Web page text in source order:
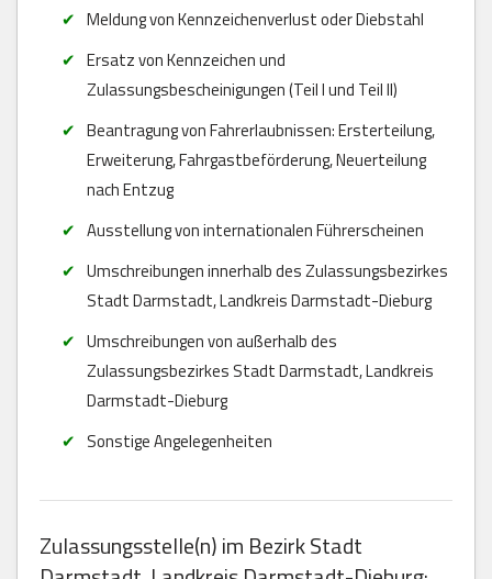
Meldung von Kennzeichenverlust oder Diebstahl
Ersatz von Kennzeichen und
Zulassungsbescheinigungen (Teil I und Teil II)
Beantragung von Fahrerlaubnissen: Ersterteilung,
Erweiterung, Fahrgastbeförderung, Neuerteilung
nach Entzug
Ausstellung von internationalen Führerscheinen
Umschreibungen innerhalb des Zulassungsbezirkes
Stadt Darmstadt, Landkreis Darmstadt-Dieburg
Umschreibungen von außerhalb des
Zulassungsbezirkes Stadt Darmstadt, Landkreis
Darmstadt-Dieburg
Sonstige Angelegenheiten
Zulassungsstelle(n) im Bezirk Stadt